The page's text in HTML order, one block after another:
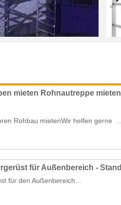
mieten Rohnautreppe mieten
Rohbau mietenWir helfen gerne ...
für den Außenbereich...